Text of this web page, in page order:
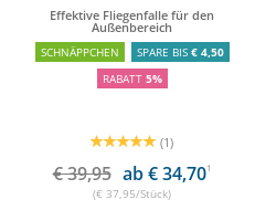
Effektive Fliegenfalle für den
Außenbereich
SCHNÄPPCHEN SPARE BIS € 4,50
RABATT 5%
(1)
€ 39,95 ab € 34,701
(€ 37,95/Stück)